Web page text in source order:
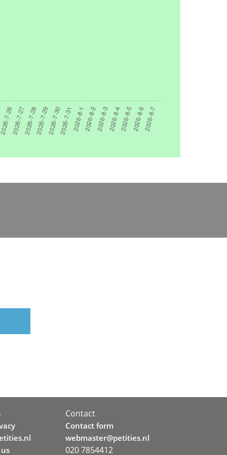
Contact
Contact form
webmaster@petities.nl
020 7854412